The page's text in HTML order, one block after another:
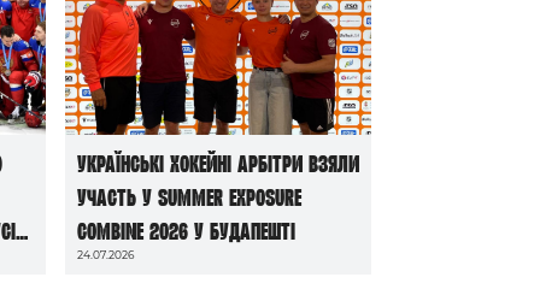
Українські хокейні арбітри взяли
участь у Summer Exposure
Combine 2026 у Будапешті
24.07.2026